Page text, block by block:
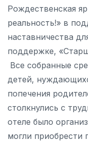
Рождественская
реальность!» в
наставничества
поддержке,
Все собранные
детей,
попечения
столкнулись с
отеле было
могли приобрести